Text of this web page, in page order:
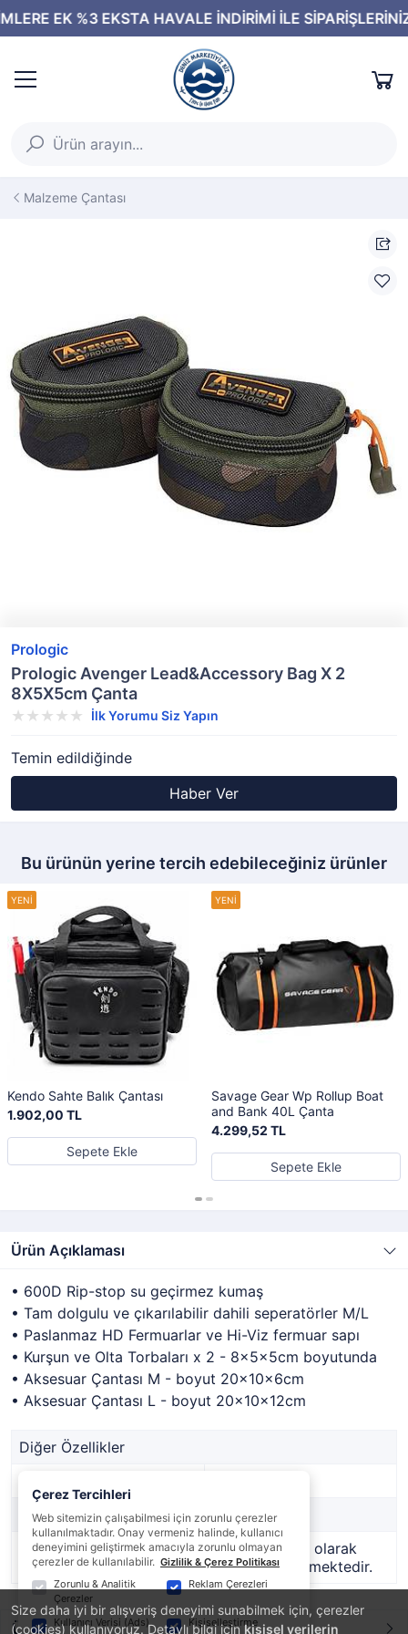
Size daha iyi bir alışveriş deneyimi sunabilmek için, çerezler
(cookies) kullanıyoruz. Detaylı bilgi içinkişisel verilerin
Malzeme Çantası
Prologic
Prologic Avenger Lead&Accessory Bag X 2
8X5X5cm Çanta
İlk Yorumu Siz Yapın
Temin edildiğinde
Haber Ver
Bu ürünün yerine tercih edebileceğiniz ürünler
Kendo Sahte Balık Çantası
1.902,00 TL
Sepete Ekle
Savage Gear Wp Rollup Boat
and Bank 40L Çanta
4.299,52 TL
Sepete Ekle
Ürün Açıklaması
• 600D Rip-stop su geçirmez kumaş
• Tam dolgulu ve çıkarılabilir dahili seperatörler M/L
• Paslanmaz HD Fermuarlar ve Hi-Viz fermuar sapı
• Kurşun ve Olta Torbaları x 2 - 8x5x5cm boyutunda
• Aksesuar Çantası M - boyut 20x10x6cm
• Aksesuar Çantası L - boyut 20x10x12cm
Diğer Özellikler
Marka
Prologic
Stok Durumu
Bu ürün geçici olarak
temin edilememektedir.
Ürün Yorumları
Çerez Tercihleri
Web sitemizin çalışabilmesi için zorunlu çerezler
kullanılmaktadır. Onay vermeniz halinde, kullanıcı
deneyimini geliştirmek amacıyla zorunlu olmayan
çerezler de kullanılabilir. Gizlilik & Çerez Politikası
Zorunlu & Analitik
Çerezler
Reklam Çerezleri
Kullanıcı Verisi (Ads) Kişiselleştirme